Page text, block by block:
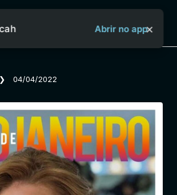
Sobre o Aya Bancah
Início
Revistas
Abrir no app×
❯ 04/04/2022